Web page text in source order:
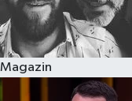
Magazin
Spor
Burç Yorumları